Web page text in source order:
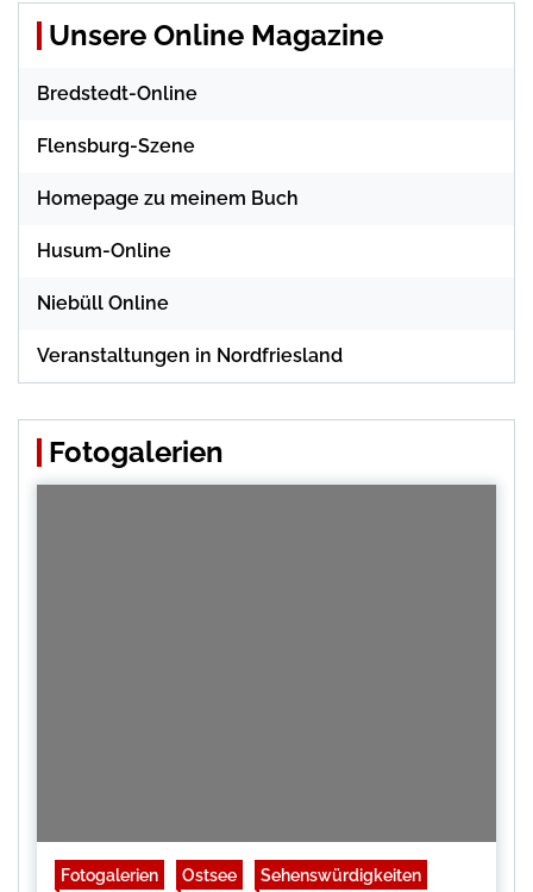
Unsere Online Magazine
Bredstedt-Online
Flensburg-Szene
Homepage zu meinem Buch
Husum-Online
Niebüll Online
Veranstaltungen in Nordfriesland
Fotogalerien
Fotogalerien Ostsee Sehenswürdigkeiten